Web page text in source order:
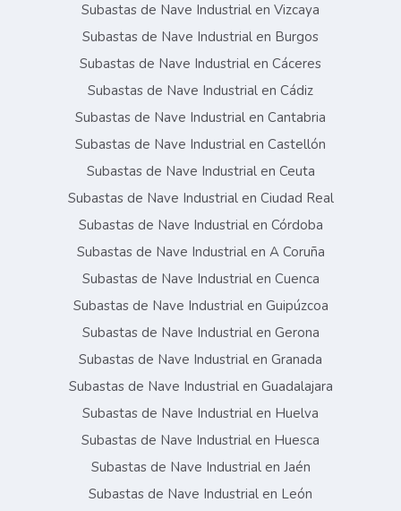
Subastas de Nave Industrial en Vizcaya
Subastas de Nave Industrial en Burgos
Subastas de Nave Industrial en Cáceres
Subastas de Nave Industrial en Cádiz
Subastas de Nave Industrial en Cantabria
Subastas de Nave Industrial en Castellón
Subastas de Nave Industrial en Ceuta
Subastas de Nave Industrial en Ciudad Real
Subastas de Nave Industrial en Córdoba
Subastas de Nave Industrial en A Coruña
Subastas de Nave Industrial en Cuenca
Subastas de Nave Industrial en Guipúzcoa
Subastas de Nave Industrial en Gerona
Subastas de Nave Industrial en Granada
Subastas de Nave Industrial en Guadalajara
Subastas de Nave Industrial en Huelva
Subastas de Nave Industrial en Huesca
Subastas de Nave Industrial en Jaén
Subastas de Nave Industrial en León